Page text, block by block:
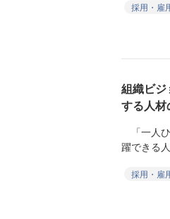
採用・雇
組織ビ
する人
「一人
躍できる
採用・雇